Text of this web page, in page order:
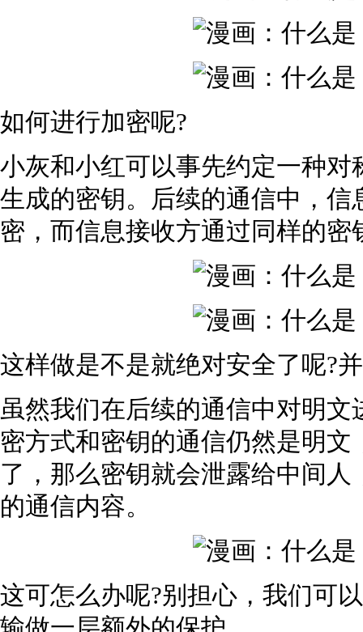
如何进行加密呢?
小灰和小红可以事先约定一种
生成的密钥。后续的通信中，
密，而信息接收方通过同样的密
这样做是不是就绝对安全了呢?
虽然我们在后续的通信中对明
密方式和密钥的通信仍然是明
了，那么密钥就会泄露给中间
的通信内容。
这可怎么办呢?别担心，我们可